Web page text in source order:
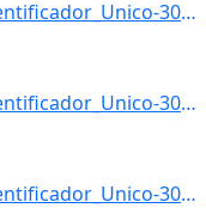
1202: Ano-2010-Programa-1459-Identificador_Unico-3054-Descricao-Indice_de_Cobertura_no_Vetor_Logistico_Nor]
1203: Ano-2010-Programa-1459-Identificador_Unico-3055-Descricao-Tarifa_Unitaria_no_Vetor_Logistico_Nordest]
1204: Ano-2010-Programa-1459-Identificador_Unico-3056-Descricao-Frete_Unitario_no_Vetor_Logistico_Nordeste]